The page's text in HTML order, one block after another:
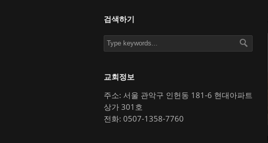
검색하기
교회정보
주소: 서울 관악구 인헌동 181-6 현대아파트
상가 301호
전화: 0507-1358-7760